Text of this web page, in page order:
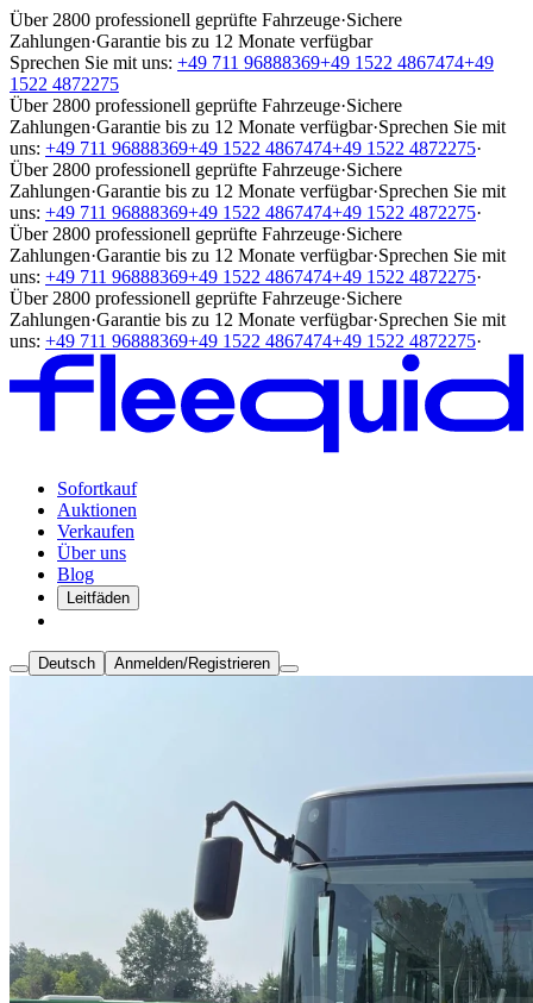
Über 2800 professionell geprüfte Fahrzeuge·Sichere
Zahlungen·Garantie bis zu 12 Monate verfügbar
Sprechen Sie mit uns: +49 711 96888369+49 1522 4867474+49
1522 4872275
Über 2800 professionell geprüfte Fahrzeuge·Sichere
Zahlungen·Garantie bis zu 12 Monate verfügbar·Sprechen Sie mit
uns: +49 711 96888369+49 1522 4867474+49 1522 4872275·
Über 2800 professionell geprüfte Fahrzeuge·Sichere
Zahlungen·Garantie bis zu 12 Monate verfügbar·Sprechen Sie mit
uns: +49 711 96888369+49 1522 4867474+49 1522 4872275·
Über 2800 professionell geprüfte Fahrzeuge·Sichere
Zahlungen·Garantie bis zu 12 Monate verfügbar·Sprechen Sie mit
uns: +49 711 96888369+49 1522 4867474+49 1522 4872275·
Über 2800 professionell geprüfte Fahrzeuge·Sichere
Zahlungen·Garantie bis zu 12 Monate verfügbar·Sprechen Sie mit
uns: +49 711 96888369+49 1522 4867474+49 1522 4872275·
Sofortkauf
Auktionen
Verkaufen
Über uns
Blog
Leitfäden
Deutsch Anmelden/Registrieren